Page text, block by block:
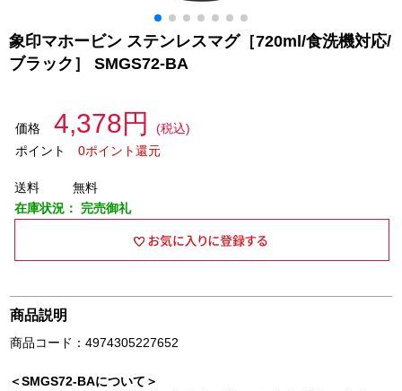
象印マホービン ステンレスマグ［720ml/食洗機対応/
ブラック］ SMGS72-BA
価格 4,378円
(税込)
ポイント
0ポイント還元
送料
無料
在庫状況： 完売御礼
商品説明
商品コード：4974305227652
＜SMGS72-BAについて＞